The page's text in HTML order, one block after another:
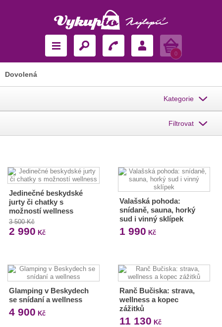
Košík
0
Dovolená
Kategorie
Filtrovat
Jedinečné beskydské
jurty či chatky s
možností wellness
3 500 Kč
2 990 Kč
Valašská pohoda:
snídaně, sauna, horký
sud i vinný sklípek
1 990 Kč
Glamping v Beskydech
se snídaní a wellness
4 900 Kč
Ranč Bučiska: strava,
wellness a kopec
zážitků
11 130 Kč